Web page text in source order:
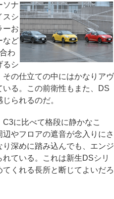
ソナ
スシ
ーお
など
わ
るシ
の仕立ての中にはかなりアヴ
る。この前衛性もまた、DS
られるのだ。
に比べて格段に静かなこ
やフロアの遮音が念入りにさ
深めに踏み込んでも、エンジ
ている。これは新生DSシリ
くれる長所と断じてよいだろ